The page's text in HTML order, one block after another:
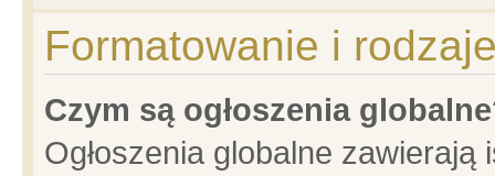
Formatowanie i
Czym są ogłoszenia
Ogłoszenia globalne